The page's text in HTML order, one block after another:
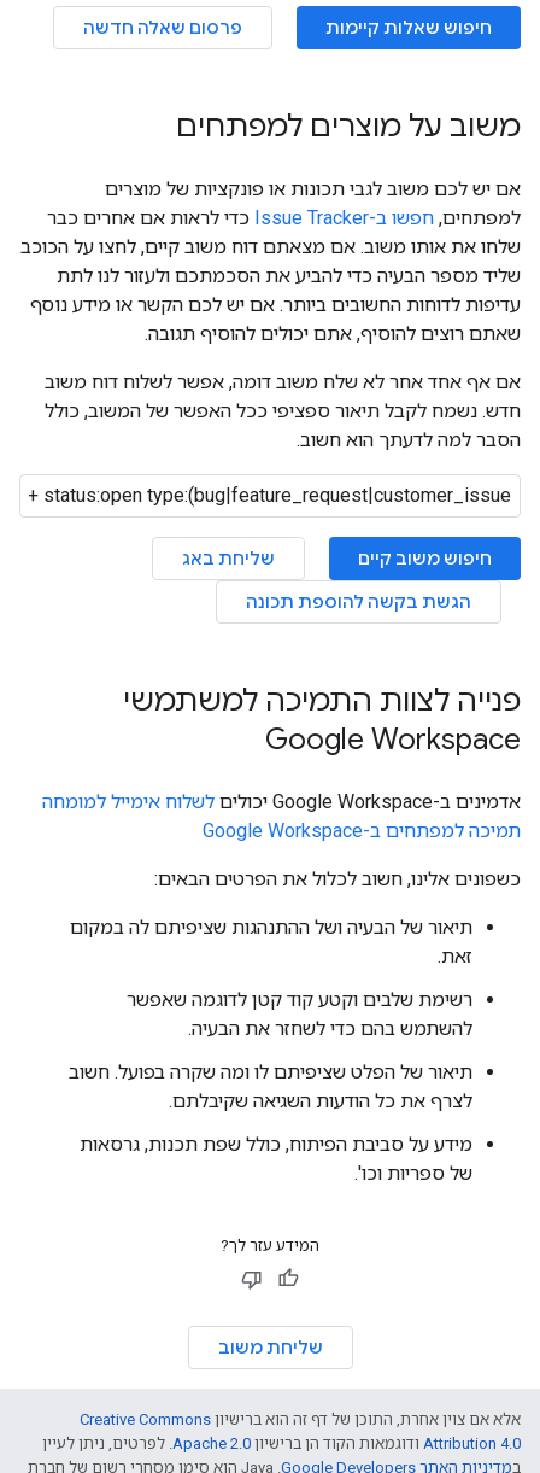
חיפוש שאלות קיימות פרסום שאלה חדשה
משוב על מוצרים למפתחים
אם יש לכם משוב לגבי תכונות או פונקציות של מוצרים
למפתחים, חפשו ב-Issue Tracker
כדי לראות אם אחרים כבר
שלחו את אותו משוב. אם מצאתם דוח משוב קיים, לחצו על הכוכב
שליד מספר הבעיה כדי להביע את הסכמתכם ולעזור לנו לתת
עדיפות לדוחות החשובים ביותר. אם יש לכם הקשר או מידע נוסף
שאתם רוצים להוסיף, אתם יכולים להוסיף תגובה.
אם אף אחד אחר לא שלח משוב דומה, אפשר לשלוח דוח משוב
חדש. נשמח לקבל תיאור ספציפי ככל האפשר של המשוב, כולל
הסבר למה לדעתך הוא חשוב.
חיפוש משוב קיים
שליחת באג
הגשת בקשה להוספת תכונה
פנייה לצוות התמיכה למשתמשי
Google Workspace
אדמינים ב-Google Workspace יכולים
לשלוח אימייל למומחה
תמיכה למפתחים ב-Google Workspace
כשפונים אלינו, חשוב לכלול את הפרטים הבאים:
תיאור של הבעיה ושל ההתנהגות שציפיתם לה במקום
זאת.
רשימת שלבים וקטע קוד קטן לדוגמה שאפשר
להשתמש בהם כדי לשחזר את הבעיה.
תיאור של הפלט שציפיתם לו ומה שקרה בפועל. חשוב
לצרף את כל הודעות השגיאה שקיבלתם.
מידע על סביבת הפיתוח, כולל שפת תכנות, גרסאות
של ספריות וכו'.
המידע עזר לך?
שליחת משוב
אלא אם צוין אחרת, התוכן של דף זה הוא ברישיון Creative Commons
Attribution 4.0 ודוגמאות הקוד הן ברישיון Apache 2.0. לפרטים, ניתן לעיין
במדיניות האתר Google Developers‏
.‏ Java הוא סימן מסחרי רשום של חברת